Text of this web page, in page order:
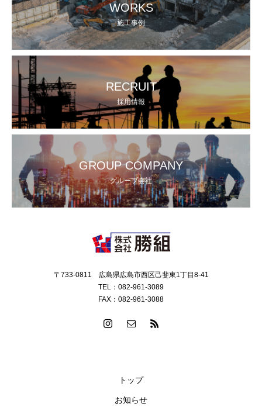
WORKS
施工事例
RECRUIT
採用情報
GROUP COMPANY
グループ会社
〒733-0811 広島県広島市西区己斐東1丁目8-41
TEL：082-961-3089
FAX：082-961-3088
トップ
お知らせ